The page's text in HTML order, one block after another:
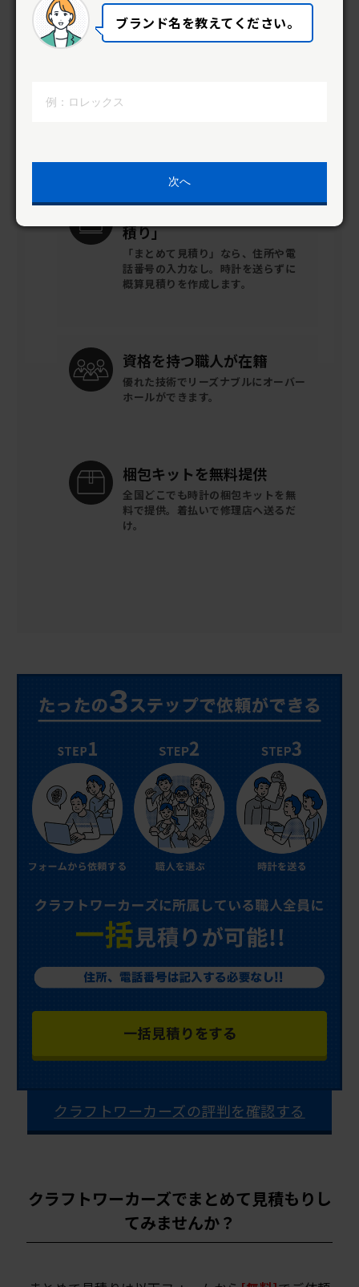
わからない事は直接職人に聞いて解
決。だから安心して依頼ができます。
積り」
「まとめて見積り」なら、住所や電
話番号の入力なし。時計を送らずに
概算見積りを作成します。
資格を持つ職人が在籍
優れた技術でリーズナブルにオーバー
ホールができます。
梱包キットを無料提供
全国どこでも時計の梱包キットを 無
料で提供。 着払いで修理店へ送るだ
け。
クラフトワーカーズの評判を確認する
クラフトワーカーズでまとめて見積もりし
てみませんか？
ブランド名を教えてください。
次へ